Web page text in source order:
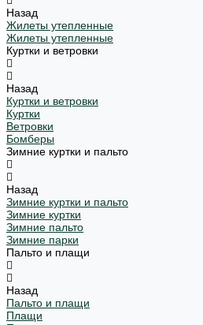
Назад
Жилеты утепленные
Жилеты утепленные
Куртки и ветровки
Назад
Куртки и ветровки
Куртки
Ветровки
Бомберы
Зимние куртки и пальто
Назад
Зимние куртки и пальто
Зимние куртки
Зимние пальто
Зимние парки
Пальто и плащи
Назад
Пальто и плащи
Плащи